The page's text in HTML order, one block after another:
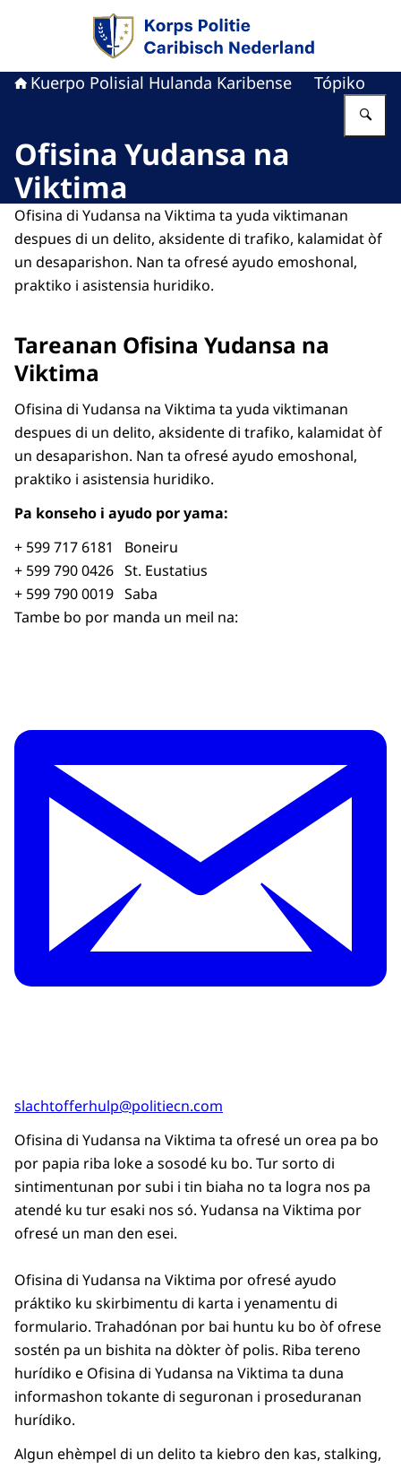
bai homepage di Kuerpo Polisial Hulanda
Kuerpo Polisial Hulanda Karibense Tópiko
Ofisina Yudansa na
Viktima
Ofisina di Yudansa na Viktima ta yuda viktimanan
despues di un delito, aksidente di trafiko, kalamidat òf
un desaparishon. Nan ta ofresé ayudo emoshonal,
praktiko i asistensia huridiko.
Tareanan Ofisina Yudansa na
Viktima
Ofisina di Yudansa na Viktima ta yuda viktimanan
despues di un delito, aksidente di trafiko, kalamidat òf
un desaparishon. Nan ta ofresé ayudo emoshonal,
praktiko i asistensia huridiko.
Pa konseho i ayudo por yama:
+ 599 717 6181 Boneiru
+ 599 790 0426 St. Eustatius
+ 599 790 0019 Saba
Tambe bo por manda un meil na:
slachtofferhulp@politiecn.com
Ofisina di Yudansa na Viktima ta ofresé un orea pa bo
por papia riba loke a sosodé ku bo. Tur sorto di
sintimentunan por subi i tin biaha no ta logra nos pa
atendé ku tur esaki nos só. Yudansa na Viktima por
ofresé un man den esei.
Ofisina di Yudansa na Viktima por ofresé ayudo
práktiko ku skirbimentu di karta i yenamentu di
formulario. Trahadónan por bai huntu ku bo òf ofrese
sostén pa un bishita na dòkter òf polis. Riba tereno
hurídiko e Ofisina di Yudansa na Viktima ta duna
informashon tokante di seguronan i proseduranan
hurídiko.
Algun ehèmpel di un delito ta kiebro den kas, stalking,